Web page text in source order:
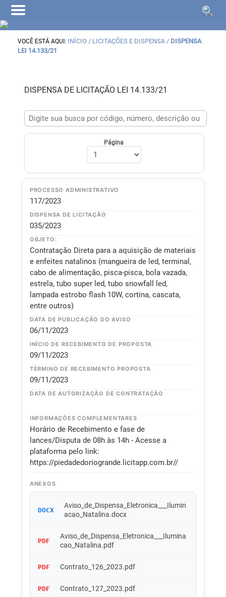
VOCÊ ESTÁ AQUI: INÍCIO / LICITAÇÕES E DISPENSA / DISPENSA
LEI 14.133/21
DISPENSA DE LICITAÇÃO LEI 14.133/21
Página
PROCESSO ADMINISTRATIVO
117/2023
DISPENSA DE LICITAÇÃO
035/2023
OBJETO:
Contratação Direta para a aquisição de materiais
e enfeites natalinos (mangueira de led, terminal,
cabo de alimentação, pisca-pisca, bola vazada,
estrela, tubo super led, tubo snowfall led,
lampada estrobo flash 10W, cortina, cascata,
entre outros)
DATA DE PUBLICAÇÃO DO AVISO
06/11/2023
INÍCIO DE RECEBIMENTO DE PROPOSTA
09/11/2023
TÉRMINO DE RECEBIMENTO PROPOSTA
09/11/2023
DATA DE AUTORIZAÇÃO DE CONTRATAÇÃO
INFORMAÇÕES COMPLEMENTARES
Horário de Recebimento e fase de
lances/Disputa de 08h às 14h - Acesse a
plataforma pelo link:
https://piedadedoriogrande.licitapp.com.br//
ANEXOS
DOCX
Aviso_de_Dispensa_Eletronica___Ilumin
acao_Natalina.docx
PDF
Aviso_de_Dispensa_Eletronica___Ilumina
cao_Natalina.pdf
PDF Contrato_126_2023.pdf
PDF Contrato_127_2023.pdf